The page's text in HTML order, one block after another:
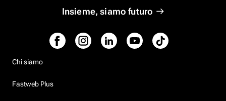
Insieme, siamo futuro
Chi siamo
Fastweb Plus